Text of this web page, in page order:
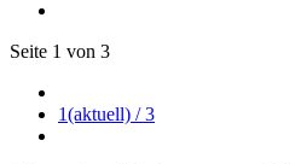
Seite 1 von 3
1(aktuell) / 3